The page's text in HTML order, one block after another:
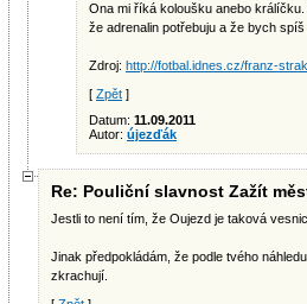
Ona mi říká koloušku anebo
že adrenalin potřebuju a že bych
Zdroj: http://fotbal.idnes.cz/franz-
[ Zpět ]
Datum: 11.09.2011
Autor: újezďák
Re: Pouliční slavnost Zažít
Jestli to není tím, že Oujezd je taková
Jinak předpokládám, že podle tvého
zkrachují.